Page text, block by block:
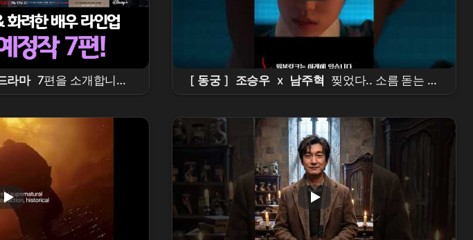
라마 7편을 소개합니다!
대에게드림, 동궁 , 오싹
#7월방영
[ 동궁 ] 조승우 x 남주혁
찢었다.. 소름 돋는 디
테일ㄷㄷ 넷플릭스 신작 [ 동궁 ] 티저 정밀 분석!
palace # netflix